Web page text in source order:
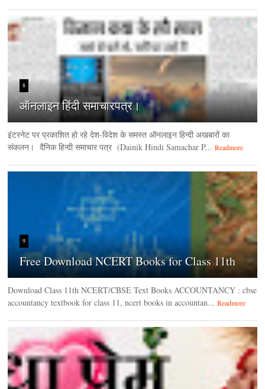
8
ऑनलाइन हिंदी समाचारपत्र।
इंटरनेट पर प्रकाशित हो रहे देश-विदेश के समस्त ऑनलाइन हिन्दी अखबारों का
संकलन। दैनिक हिन्‍दी समाचार पत्र (Dainik Hindi Samachar P... Readmore
9
Free Download NCERT Books for Class 11th
Download Class 11th NCERT/CBSE Text Books ACCOUNTANCY : cbse
accountancy textbook for class 11, ncert books in accountan... Readmore